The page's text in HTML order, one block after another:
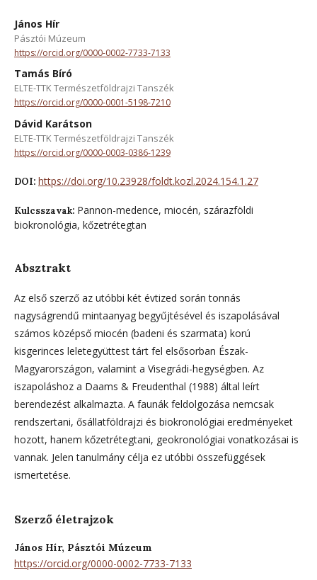
János Hír
Pásztói Múzeum
https://orcid.org/0000-0002-7733-7133
Tamás Bíró
ELTE-TTK Természetföldrajzi Tanszék
https://orcid.org/0000-0001-5198-7210
Dávid Karátson
ELTE-TTK Természetföldrajzi Tanszék
https://orcid.org/0000-0003-0386-1239
DOI: https://doi.org/10.23928/foldt.kozl.2024.154.1.27
Kulcsszavak: Pannon-medence, miocén, szárazföldi
biokronológia, kőzetrétegtan
Absztrakt
Az első szerző az utóbbi két évtized során tonnás
nagyságrendű mintaanyag begyűjtésével és iszapolásával
számos középső miocén (badeni és szarmata) korú
kisgerinces leletegyüttest tárt fel elsősorban Észak-
Magyarországon, valamint a Visegrádi-hegységben. Az
iszapoláshoz a Daams & Freudenthal (1988) által leírt
berendezést alkalmazta. A faunák feldolgozása nemcsak
rendszertani, ősállatföldrajzi és biokronológiai eredményeket
hozott, hanem kőzetrétegtani, geokronológiai vonatkozásai is
vannak. Jelen tanulmány célja ez utóbbi összefüggések
ismertetése.
Szerző életrajzok
János Hír, Pásztói Múzeum
https://orcid.org/0000-0002-7733-7133